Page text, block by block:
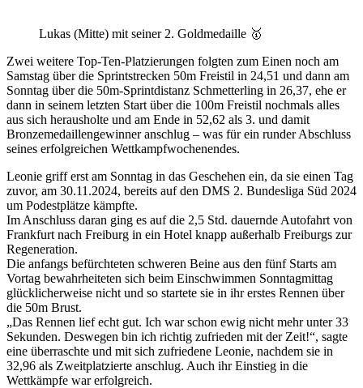
Lukas (Mitte) mit seiner 2. Goldmedaille 🥇
Zwei weitere Top-Ten-Platzierungen folgten zum Einen noch am
Samstag über die Sprintstrecken 50m Freistil in 24,51 und dann am
Sonntag über die 50m-Sprintdistanz Schmetterling in 26,37, ehe er
dann in seinem letzten Start über die 100m Freistil nochmals alles
aus sich herausholte und am Ende in 52,62 als 3. und damit
Bronzemedaillengewinner anschlug – was für ein runder Abschluss
seines erfolgreichen Wettkampfwochenendes.
Leonie griff erst am Sonntag in das Geschehen ein, da sie einen Tag
zuvor, am 30.11.2024, bereits auf den DMS 2. Bundesliga Süd 2024
um Podestplätze kämpfte.
Im Anschluss daran ging es auf die 2,5 Std. dauernde Autofahrt von
Frankfurt nach Freiburg in ein Hotel knapp außerhalb Freiburgs zur
Regeneration.
Die anfangs befürchteten schweren Beine aus den fünf Starts am
Vortag bewahrheiteten sich beim Einschwimmen Sonntagmittag
glücklicherweise nicht und so startete sie in ihr erstes Rennen über
die 50m Brust.
„Das Rennen lief echt gut. Ich war schon ewig nicht mehr unter 33
Sekunden. Deswegen bin ich richtig zufrieden mit der Zeit!“, sagte
eine überraschte und mit sich zufriedene Leonie, nachdem sie in
32,96 als Zweitplatzierte anschlug. Auch ihr Einstieg in die
Wettkämpfe war erfolgreich.